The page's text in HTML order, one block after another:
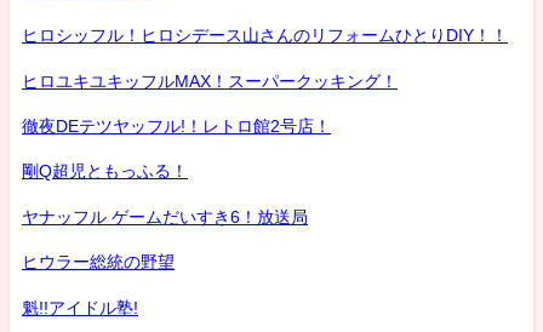
ヒロシッフル！ヒロシデース山さんのリフォームひとりDIY！！
ヒロユキユキッフルMAX！スーパークッキング！
徹夜DEテツヤッフル!！レトロ館2号店！
剛Q超児ともっふる！
ヤナッフル ゲームだいすき6！放送局
ヒウラー総統の野望
魁!!アイドル塾!